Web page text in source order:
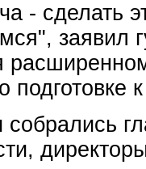
- сделать
заявил